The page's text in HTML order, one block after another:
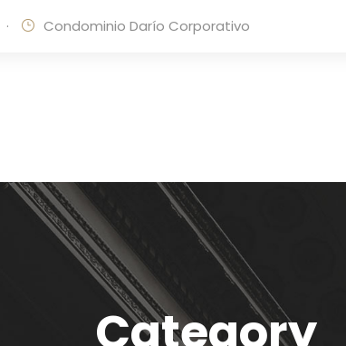
· Condominio Darío Corporativo
Category